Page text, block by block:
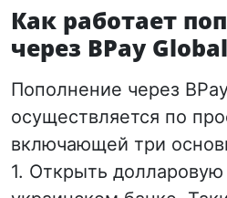
Как работает
через BPay
Пополнение через
осуществляется по
включающей три
1. Открыть долларовую